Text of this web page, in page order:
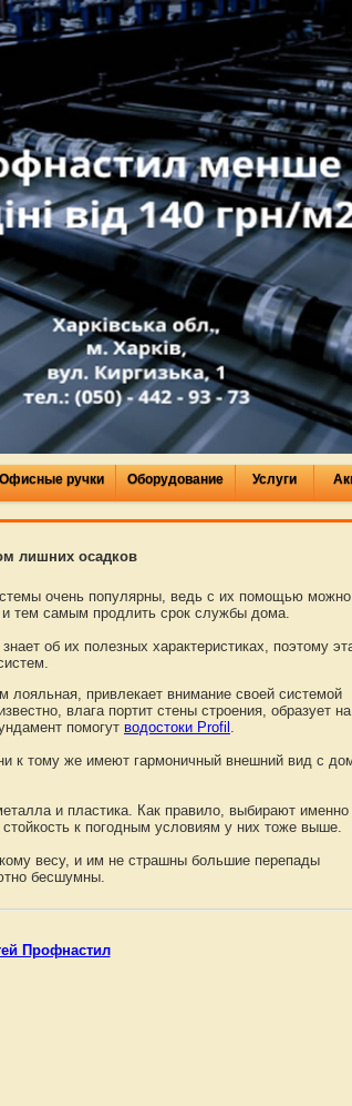
Офисные ручки Оборудование Услуги
лишних осадков
очень популярны, ведь с их помощью можно
тем самым продлить срок службы дома.
об их полезных характеристиках, поэтому
лояльная, привлекает внимание своей системой
влага портит стены строения, образует
помогут водостоки Profil .
к тому же имеют гармоничный внешний вид с
и пластика. Как правило, выбирают именно
к погодным условиям у них тоже выше.
весу, и им не страшны большие перепады
бесшумны.
Профнастил